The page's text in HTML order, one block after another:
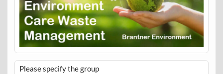
Please specify the group